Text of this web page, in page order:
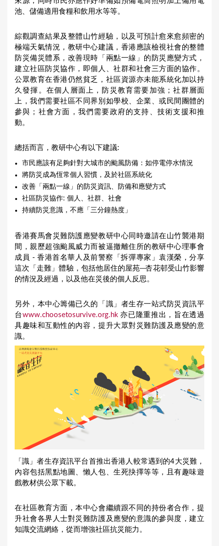
池、儲備適用食糧和飲用水等等。
綜觀調查結果及整體山竹經驗，以及可預計愈來愈頻密的
極端天氣情況，教研中心建議，香港應該檢視社會的整體
防災備災體系，改善現時「兩點一線」的防災應變方式，
建立社區防災協作，即個人、社群和社會三方面的協作。
公眾教育在香港仍然貧乏，社區資源亦未能系統化加以持
久發揮。在個人層面上，防災教育需要加強；社群層面
上，我們需要社區不同界別如學校、企業、或民間團體的
參與；社會方面，我們需要政府的支持、技術支援和推
動。
總括而言，教研中心有以下建議:
市民應該有足夠針對大城市的颱風防備：如停電停水情況
將防災成為恆常個人習慣，及於社區系統化
改善「兩點一線」的防災資訊、防備和應變方式
社區防災協作: 個人、社群、社會
持續防災意識，不應「三分鐘熱度」
香港賽馬會災難防護應變教研中心同時邀請在山竹襲港期
間，親歷超強颱風威力而被逼撤離住所的教研中心理事會
成員 - 香港首名華人及前警察「拆彈專家」袁漢榮，分享
這次「走難」體驗，包括他居住的屋苑─杏花邨受山竹影響
的情況及經過，以及他在災後的個人反思。
另外，本中心籌備已久的「識」者生存一站式防災資訊平
台www.choosetosurvive.org.hk亦已隆重推出，旨在透過
具趣味和互動性的內容，提升大眾對災難防護及應變的意
識。
「識」者生存資訊平台首推出香港人較常遇到的4大災難，
內容包括黑點地圖、懶人包、生死抉擇等等，且有趣味遊
戲教材供公眾下載。
在社區教育方面，本中心會繼續跟不同的持份者合作，提
升社會各界人士對災難防護及應變的意識的參與度，建立
知識交流網絡，從而增強社區抗災能力。